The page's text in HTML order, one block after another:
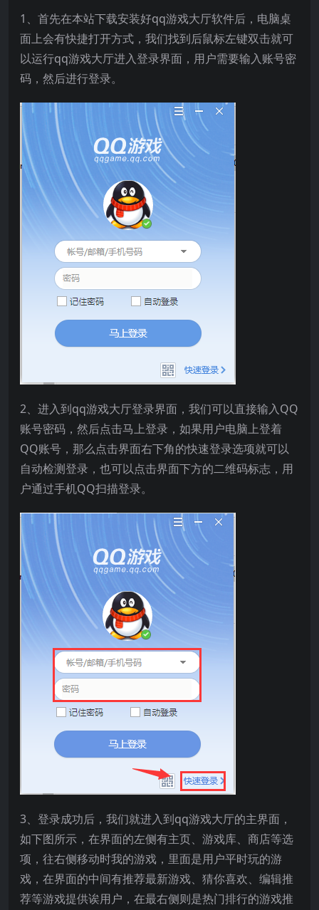
1、首先在本站下载安装好qq游戏大厅软件后，电脑桌
面上会有快捷打开方式，我们找到后鼠标左键双击就可
以运行qq游戏大厅进入登录界面，用户需要输入账号密
码，然后进行登录。
2、进入到qq游戏大厅登录界面，我们可以直接输入QQ
账号密码，然后点击马上登录，如果用户电脑上登着
QQ账号，那么点击界面右下角的快速登录选项就可以
自动检测登录，也可以点击界面下方的二维码标志，用
户通过手机QQ扫描登录。
3、登录成功后，我们就进入到qq游戏大厅的主界面，
如下图所示，在界面的左侧有主页、游戏库、商店等选
项，往右侧移动时我的游戏，里面是用户平时玩的游
戏，在界面的中间有推荐最新游戏、猜你喜欢、编辑推
荐等游戏提供诶用户，在最右侧则是热门排行的游戏推